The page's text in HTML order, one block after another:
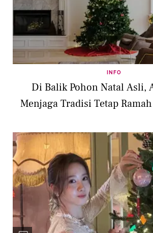
INFO
Di Balik Pohon Natal Asli,
Menjaga Tradisi Tetap